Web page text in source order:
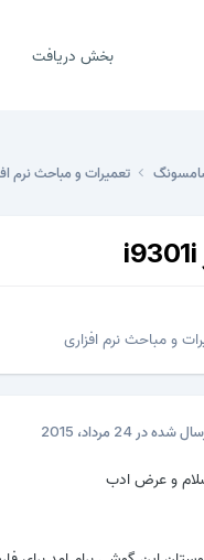
بخش دریافت
تعمیرات و مباحث نرم
و مباحث نرم افزاری
شده در 24 مرداد، 2015
و عرض ادب